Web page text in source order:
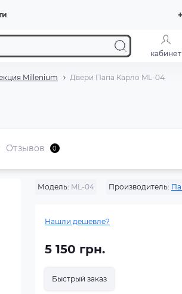
кабинет
Millenium Двери Папа Карло ML-04
Отзывов 0
Модель: ML-04 Производитель:
Нашли дешевле?
5 150 грн.
Быстрый заказ